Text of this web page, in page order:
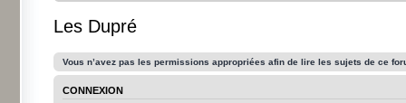
Les Dupré
Vous n’avez pas les permissions appropriées afin de lire les sujets de ce
CONNEXION